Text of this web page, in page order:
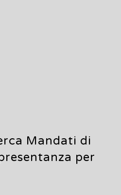
Mandati di
per